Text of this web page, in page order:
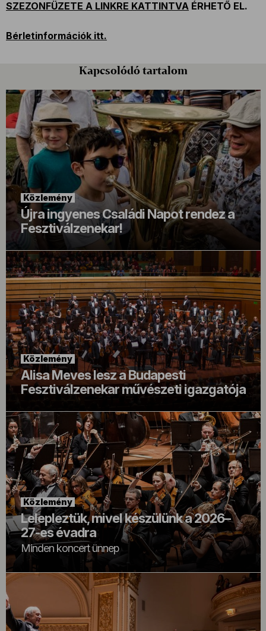
SZEZONFÜZETE A LINKRE KATTINTVA ÉRHETŐ EL.
Bérletinformációk itt.
Kapcsolódó tartalom
Közlemény
Újra ingyenes Családi Napot rendez a
Fesztiválzenekar!
Közlemény
Alisa Meves lesz a Budapesti
Fesztiválzenekar művészeti igazgatója
Közlemény
Lelepleztük, mivel készülünk a 2026–
27-es évadra
Minden koncert ünnep